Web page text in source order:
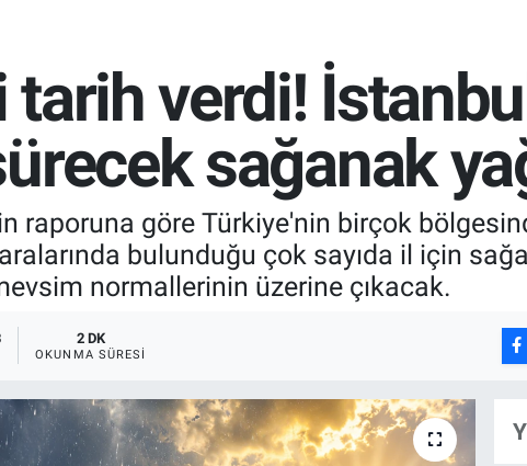
verdi!
sağanak
raporuna göre Türkiye'nin birçok
bulunduğu çok sayıda il için
normallerinin üzerine çıkacak.
2 DK
OKUNMA SÜRESI